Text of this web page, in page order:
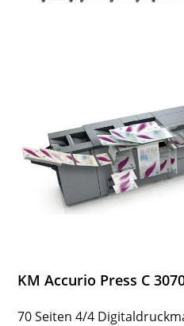
KM Accurio Press C
70 Seiten 4/4